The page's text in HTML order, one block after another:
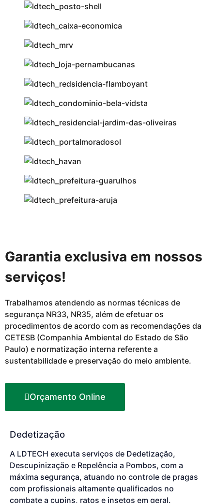
Garantia exclusiva em nossos
serviços!
Trabalhamos atendendo as normas técnicas de
segurança NR33, NR35, além de efetuar os
procedimentos de acordo com as recomendações da
CETESB (Companhia Ambiental do Estado de São
Paulo) e normatização interna referente a
sustentabilidade e preservação do meio ambiente.
Orçamento Online
Dedetização
A LDTECH executa serviços de Dedetização,
Descupinização e Repelência a Pombos, com a
máxima segurança, atuando no controle de pragas
com profissionais altamente qualificados no
combate a cupins, ratos e insetos em geral.